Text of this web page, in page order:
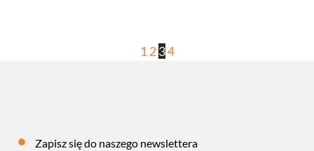
1 2 34
Zapisz się do naszego newslettera